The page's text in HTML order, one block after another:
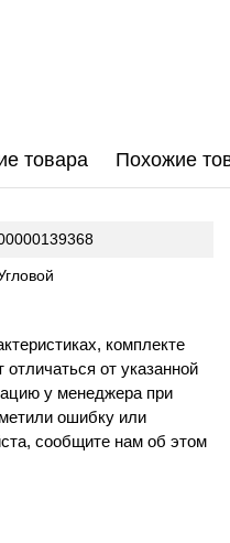
товара Похожие
комплекте
от указанной
у менеджера при
ошибку или
сообщите нам об этом